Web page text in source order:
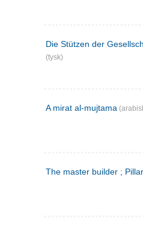
Die Stützen der
(tysk)
A mirat al-mujtama
The master builder ;